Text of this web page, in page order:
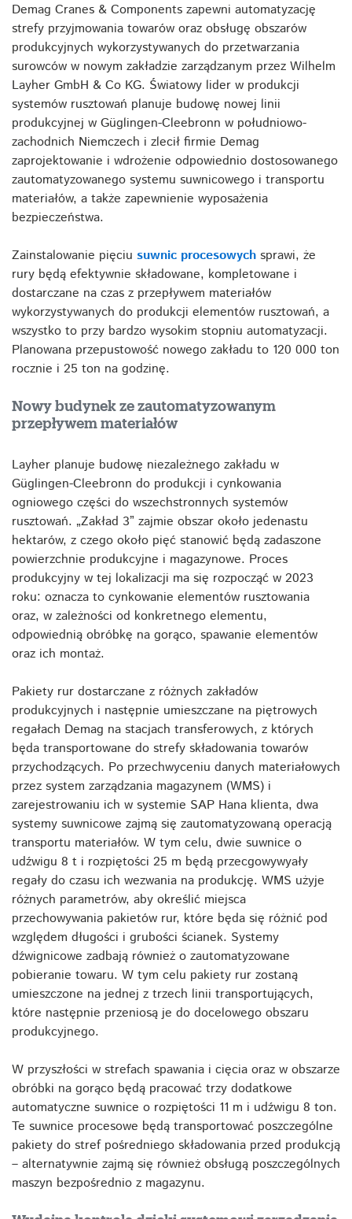
Demag Cranes & Components zapewni automatyzację
strefy przyjmowania towarów oraz obsługę obszarów
produkcyjnych wykorzystywanych do przetwarzania
surowców w nowym zakładzie zarządzanym przez Wilhelm
Layher GmbH & Co KG. Światowy lider w produkcji
systemów rusztowań planuje budowę nowej linii
produkcyjnej w Güglingen-Cleebronn w południowo-
zachodnich Niemczech i zlecił firmie Demag
zaprojektowanie i wdrożenie odpowiednio dostosowanego
zautomatyzowanego systemu suwnicowego i transportu
materiałów, a także zapewnienie wyposażenia
bezpieczeństwa.
Zainstalowanie pięciu suwnic procesowych sprawi, że
rury będą efektywnie składowane, kompletowane i
dostarczane na czas z przepływem materiałów
wykorzystywanych do produkcji elementów rusztowań, a
wszystko to przy bardzo wysokim stopniu automatyzacji.
Planowana przepustowość nowego zakładu to 120 000 ton
rocznie i 25 ton na godzinę.
Nowy budynek ze zautomatyzowanym
przepływem materiałów
Layher planuje budowę niezależnego zakładu w
Güglingen-Cleebronn do produkcji i cynkowania
ogniowego części do wszechstronnych systemów
rusztowań. „Zakład 3” zajmie obszar około jedenastu
hektarów, z czego około pięć stanowić będą zadaszone
powierzchnie produkcyjne i magazynowe. Proces
produkcyjny w tej lokalizacji ma się rozpocząć w 2023
roku: oznacza to cynkowanie elementów rusztowania
oraz, w zależności od konkretnego elementu,
odpowiednią obróbkę na gorąco, spawanie elementów
oraz ich montaż.
Pakiety rur dostarczane z różnych zakładów
produkcyjnych i następnie umieszczane na piętrowych
regałach Demag na stacjach transferowych, z których
będa transportowane do strefy składowania towarów
przychodzących. Po przechwyceniu danych materiałowych
przez system zarządzania magazynem (WMS) i
zarejestrowaniu ich w systemie SAP Hana klienta, dwa
systemy suwnicowe zajmą się zautomatyzowaną operacją
transportu materiałów. W tym celu, dwie suwnice o
udźwigu 8 t i rozpiętości 25 m będą przecgowywyały
regały do czasu ich wezwania na produkcję. WMS użyje
różnych parametrów, aby określić miejsca
przechowywania pakietów rur, które będa się różnić pod
względem długości i grubości ścianek. Systemy
dźwignicowe zadbają również o zautomatyzowane
pobieranie towaru. W tym celu pakiety rur zostaną
umieszczone na jednej z trzech linii transportujących,
które następnie przeniosą je do docelowego obszaru
produkcyjnego.
W przyszłości w strefach spawania i cięcia oraz w obszarze
obróbki na gorąco będą pracować trzy dodatkowe
automatyczne suwnice o rozpiętości 11 m i udźwigu 8 ton.
Te suwnice procesowe będą transportować poszczególne
pakiety do stref pośredniego składowania przed produkcją
– alternatywnie zajmą się również obsługą poszczególnych
maszyn bezpośrednio z magazynu.